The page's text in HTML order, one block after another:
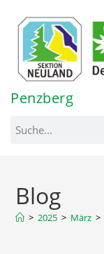
springen
Penzberg
Blog
> 2025 > März >